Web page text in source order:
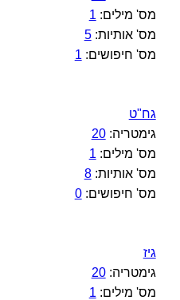
מס' מילים: 1
מס' אותיות:5
מס' חיפושים: 1
גח"ט
גימטריה:20
מס' מילים: 1
מס' אותיות:8
מס' חיפושים:0
גיז
גימטריה:20
מס' מילים: 1